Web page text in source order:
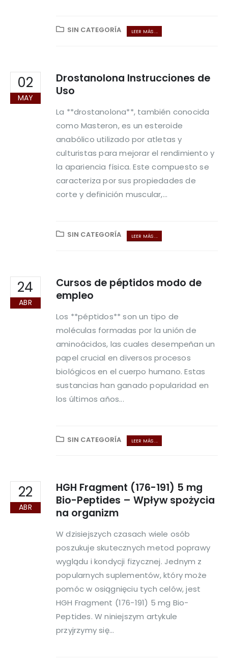
SIN CATEGORÍA LEER MÁS ...
02
MAY
Drostanolona Instrucciones de
Uso
La **drostanolona**, también conocida
como Masteron, es un esteroide
anabólico utilizado por atletas y
culturistas para mejorar el rendimiento y
la apariencia física. Este compuesto se
caracteriza por sus propiedades de
corte y definición muscular,...
SIN CATEGORÍA LEER MÁS ...
24
ABR
Cursos de péptidos modo de
empleo
Los **péptidos** son un tipo de
moléculas formadas por la unión de
aminoácidos, las cuales desempeñan un
papel crucial en diversos procesos
biológicos en el cuerpo humano. Estas
sustancias han ganado popularidad en
los últimos años...
SIN CATEGORÍA LEER MÁS ...
22
ABR
HGH Fragment (176-191) 5 mg
Bio-Peptides – Wpływ spożycia
na organizm
W dzisiejszych czasach wiele osób
poszukuje skutecznych metod poprawy
wyglądu i kondycji fizycznej. Jednym z
popularnych suplementów, który może
pomóc w osiągnięciu tych celów, jest
HGH Fragment (176-191) 5 mg Bio-
Peptides. W niniejszym artykule
przyjrzymy się...